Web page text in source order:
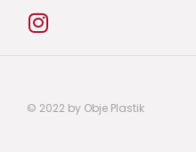
© 2022 by Obje Plastik